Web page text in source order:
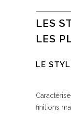
LES
LES
LE
finitions